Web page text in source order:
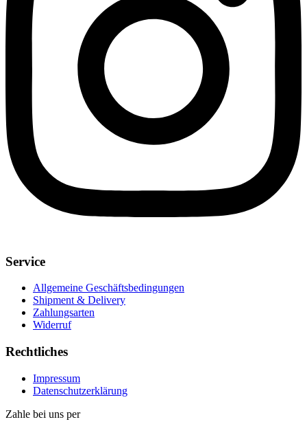
Service
Allgemeine Geschäftsbedingungen
Shipment & Delivery
Zahlungsarten
Widerruf
Rechtliches
Impressum
Datenschutzerklärung
Zahle bei uns per